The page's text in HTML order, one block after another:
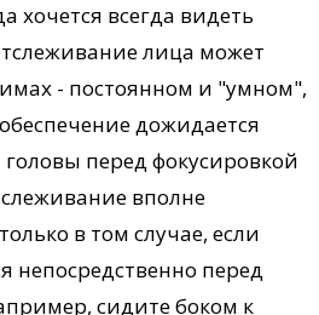
хочется всегда видеть
лица может
- постоянном и "умном",
дожидается
перед фокусировкой
вполне
в том случае, если
непосредственно перед
сидите боком к